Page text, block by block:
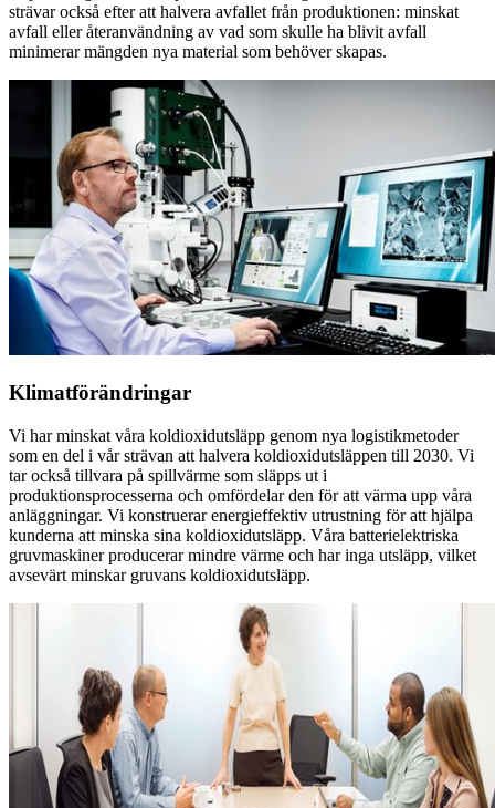
strävar också efter att halvera avfallet från produktionen: minskat
avfall eller återanvändning av vad som skulle ha blivit avfall
minimerar mängden nya material som behöver skapas.
Klimatförändringar
Vi har minskat våra koldioxidutsläpp genom nya logistikmetoder
som en del i vår strävan att halvera koldioxidutsläppen till 2030. Vi
tar också tillvara på spillvärme som släpps ut i
produktionsprocesserna och omfördelar den för att värma upp våra
anläggningar. Vi konstruerar energieffektiv utrustning för att hjälpa
kunderna att minska sina koldioxidutsläpp. Våra batterielektriska
gruvmaskiner producerar mindre värme och har inga utsläpp, vilket
avsevärt minskar gruvans koldioxidutsläpp.